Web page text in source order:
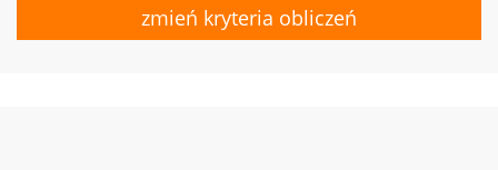
zmień kryteria obliczeń